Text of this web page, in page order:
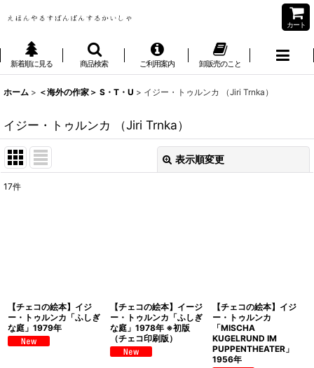
カート
新着順に見る 商品検索 ご利用案内 卸販売のこと
ホーム > ＜海外の作家＞ S・T・U > イジー・トゥルンカ （Jiri Trnka）
イジー・トゥルンカ （Jiri Trnka）
表示順変更
17件
【チェコの絵本】イジ
ー・トゥルンカ「ふしぎ
な庭」1979年
【チェコの絵本】イージ
ー・トゥルンカ「ふしぎ
な庭」1978年 ※初版
（チェコ印刷版）
【チェコの絵本】イジ
ー・トゥルンカ
「MISCHA
KUGELRUND IM
PUPPENTHEATER」
1956年